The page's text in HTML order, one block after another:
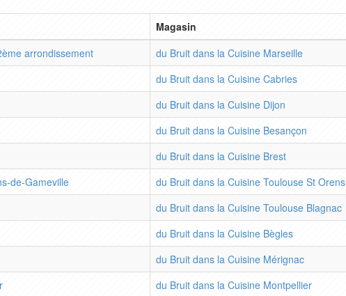
Magasin
arrondissement
du Bruit dans la Cuisine Marseille
du Bruit dans la Cuisine Cabries
du Bruit dans la Cuisine Dijon
du Bruit dans la Cuisine Besançon
du Bruit dans la Cuisine Brest
de-Gameville
du Bruit dans la Cuisine Toulouse St Orens
du Bruit dans la Cuisine Toulouse Blagnac
du Bruit dans la Cuisine Bègles
du Bruit dans la Cuisine Mérignac
du Bruit dans la Cuisine Montpellier